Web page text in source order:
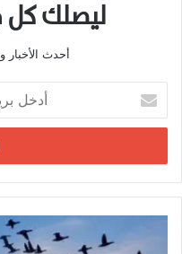
ليصلك كل
أحدث الأخبار
بريدك
الإلكتروني